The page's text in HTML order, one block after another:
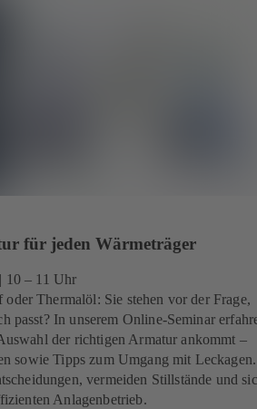
für jeden Wärmeträger
| 10 – 11 Uhr
Thermalöl: Sie stehen vor der Frage,
passt? In unserem Online-Seminar
der richtigen Armatur ankommt –
sowie Tipps zum Umgang mit
vermeiden Stillstände und
Anlagenbetrieb.